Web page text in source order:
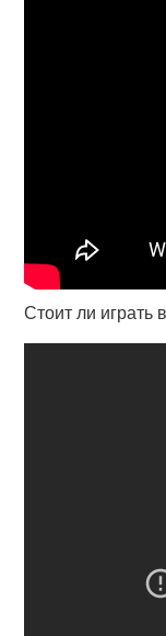
Стоит ли играть